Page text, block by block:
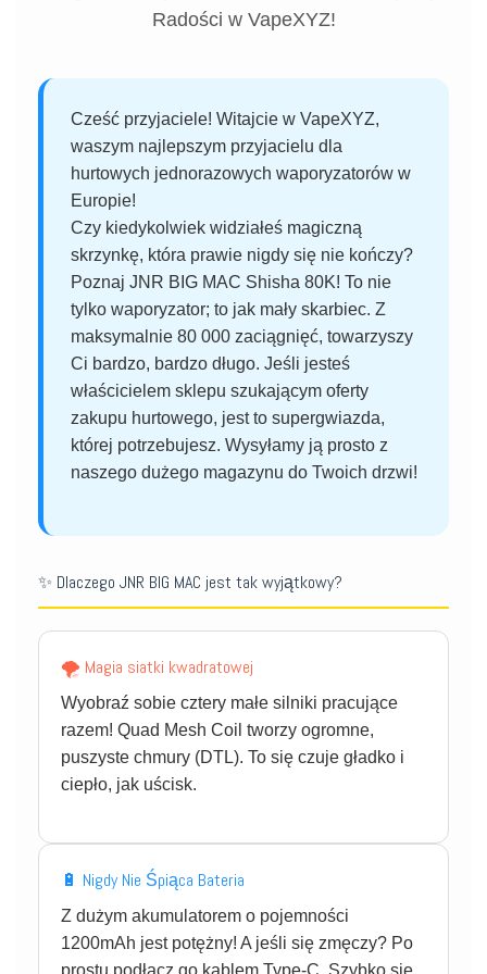
Radości w VapeXYZ!
Cześć przyjaciele! Witajcie w VapeXYZ,
waszym najlepszym przyjacielu dla
hurtowych jednorazowych waporyzatorów w
Europie!
Czy kiedykolwiek widziałeś magiczną
skrzynkę, która prawie nigdy się nie kończy?
Poznaj JNR BIG MAC Shisha 80K! To nie
tylko waporyzator; to jak mały skarbiec. Z
maksymalnie 80 000 zaciągnięć, towarzyszy
Ci bardzo, bardzo długo. Jeśli jesteś
właścicielem sklepu szukającym oferty
zakupu hurtowego, jest to supergwiazda,
której potrzebujesz. Wysyłamy ją prosto z
naszego dużego magazynu do Twoich drzwi!
✨ Dlaczego JNR BIG MAC jest tak wyjątkowy?
🌪️ Magia siatki kwadratowej
Wyobraź sobie cztery małe silniki pracujące
razem! Quad Mesh Coil tworzy ogromne,
puszyste chmury (DTL). To się czuje gładko i
ciepło, jak uścisk.
🔋 Nigdy Nie Śpiąca Bateria
Z dużym akumulatorem o pojemności
1200mAh jest potężny! A jeśli się zmęczy? Po
prostu podłącz go kablem Type-C. Szybko się